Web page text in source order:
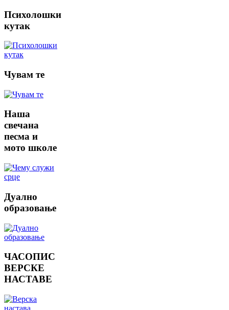
Психолошки
кутак
Чувам те
Наша
свечана
песма и
мото школе
Дуално
образовање
ЧАСОПИС
ВЕРСКЕ
НАСТАВЕ